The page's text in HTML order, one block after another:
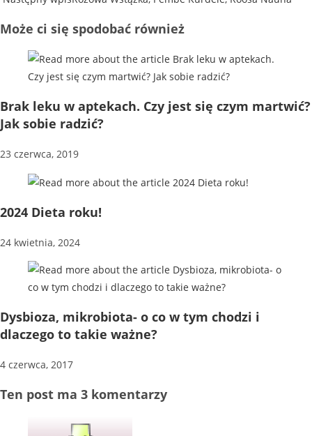
Może ci się spodobać również
Brak leku w aptekach. Czy jest się czym martwić?
Jak sobie radzić?
23 czerwca, 2019
2024 Dieta roku!
24 kwietnia, 2024
Dysbioza, mikrobiota- o co w tym chodzi i
dlaczego to takie ważne?
4 czerwca, 2017
Ten post ma 3 komentarzy